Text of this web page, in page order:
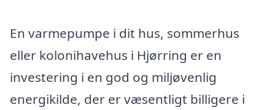
En varmepumpe i dit hus, sommerhus
eller kolonihavehus i Hjørring er en
investering i en god og miljøvenlig
energikilde, der er væsentligt billigere i